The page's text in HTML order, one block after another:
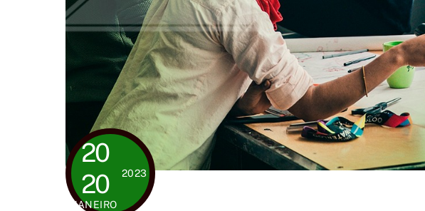
20
20
JANEIRO
2023